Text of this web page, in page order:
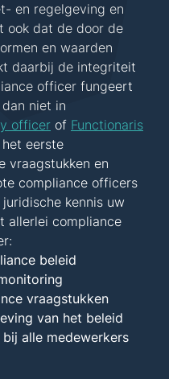
en regelgeving en
ook dat de door de
en waarden
daarbij de integriteit
officer fungeert
niet in
officer of Functionaris
het eerste
vraagstukken en
compliance officers
kennis uw
allerlei compliance
beleid
vraagstukken
van het beleid
alle medewerkers